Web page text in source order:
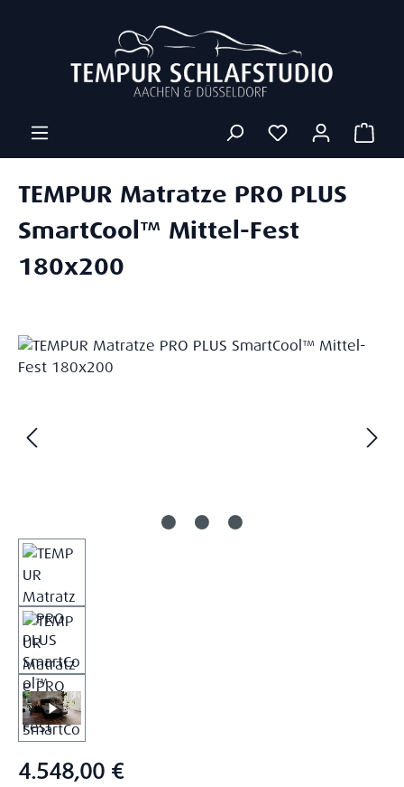
TEMPUR Matratze PRO PLUS
SmartCool™ Mittel-Fest
180x200
Bildergalerie überspringen
Regulärer Preis:
4.548,00 €